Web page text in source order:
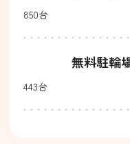
850台
無料駐輪
443台